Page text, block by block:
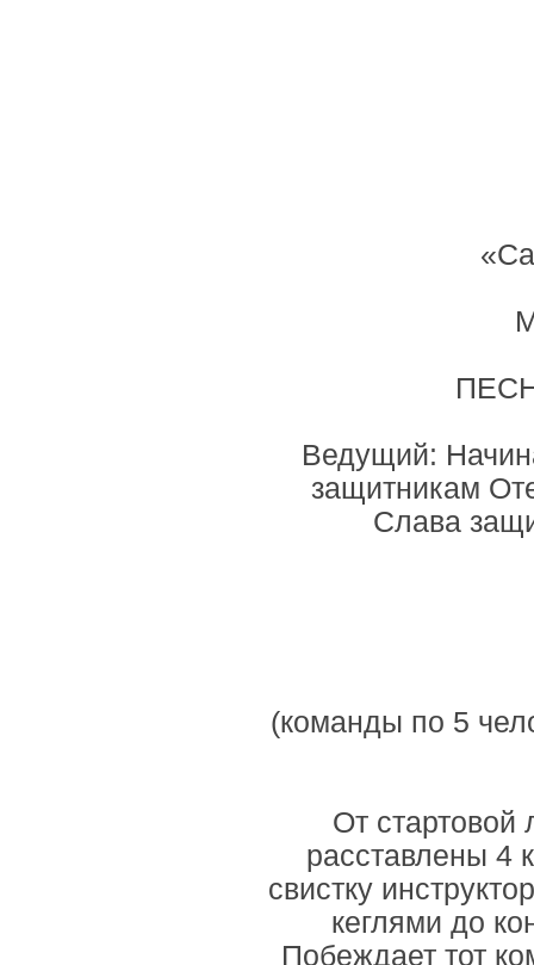
Ведущий:
защитникам
Слава
(команды по 5
От стартовой
расставлены 4
свистку
кеглями до
Побеждает тот